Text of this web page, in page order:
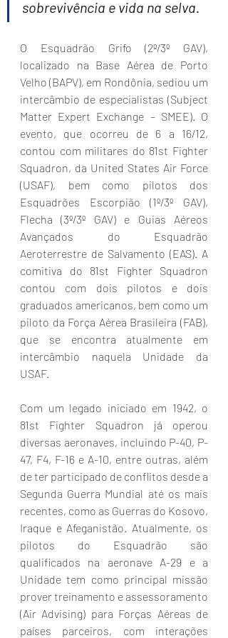
sobrevivência e vida na selva.
O Esquadrão Grifo (2º/3º GAV),
localizado na Base Aérea de Porto
Velho (BAPV), em Rondônia, sediou um
intercâmbio de especialistas (Subject
Matter Expert Exchange – SMEE). O
evento, que ocorreu de 6 a 16/12,
contou com militares do 81st Fighter
Squadron, da United States Air Force
(USAF), bem como pilotos dos
Esquadrões Escorpião (1º/3º GAV),
Flecha (3º/3º GAV) e Guias Aéreos
Avançados do Esquadrão
Aeroterrestre de Salvamento (EAS). A
comitiva do 81st Fighter Squadron
contou com dois pilotos e dois
graduados americanos, bem como um
piloto da Força Aérea Brasileira (FAB),
que se encontra atualmente em
intercâmbio naquela Unidade da
USAF.
Com um legado iniciado em 1942, o
81st Fighter Squadron já operou
diversas aeronaves, incluindo P-40, P-
47, F4, F-16 e A-10, entre outras, além
de ter participado de conflitos desde a
Segunda Guerra Mundial até os mais
recentes, como as Guerras do Kosovo,
Iraque e Afeganistão. Atualmente, os
pilotos do Esquadrão são
qualificados na aeronave A-29 e a
Unidade tem como principal missão
prover treinamento e assessoramento
(Air Advising) para Forças Aéreas de
países parceiros, com interações